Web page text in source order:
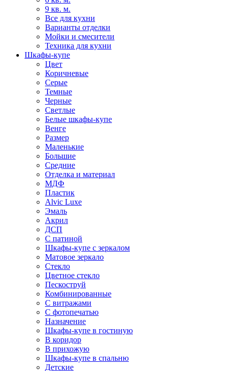
9 кв. м.
Все для кухни
Варианты отделки
Мойки и смесители
Техника для кухни
Шкафы-купе
Цвет
Коричневые
Серые
Темные
Черные
Светлые
Белые шкафы-купе
Венге
Размер
Маленькие
Большие
Средние
Отделка и материал
МДФ
Пластик
Alvic Luxe
Эмаль
Акрил
ДСП
С патиной
Шкафы-купе с зеркалом
Матовое зеркало
Стекло
Цветное стекло
Пескоструй
Комбинированные
С витражами
С фотопечатью
Назначение
Шкафы-купе в гостиную
В коридор
В прихожую
Шкафы-купе в спальню
Детские